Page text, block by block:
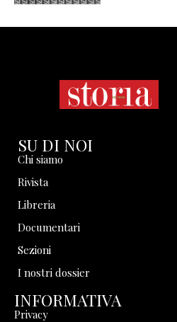
SU DI NOI
Chi siamo
Rivista
Libreria
Documentari
Sezioni
I nostri dossier
INFORMATIVA
Privacy